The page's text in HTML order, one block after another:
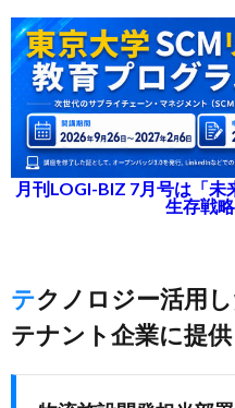
月刊LOGI-BIZ 7月号は「
生存戦
テクノロジー活用したソリューションを
テナント企業に提供